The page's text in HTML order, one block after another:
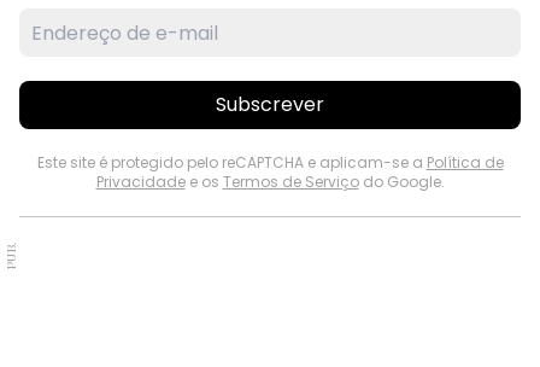
Subscrever
Este site é protegido pelo reCAPTCHA e aplicam-se a Política de
Privacidadee os Termos de Serviçodo Google.
PUB.